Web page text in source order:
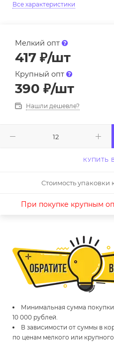
Все характеристики
Мелкий опт
417 ₽/шт
Крупный опт
390 ₽/шт
Нашли дешевле?
КУПИТЬ
Стоимость упаковки
При покупке крупным
Минимальная сумма
10 000 рублей.
В зависимости от суммы в
по ценам мелкого или крупного